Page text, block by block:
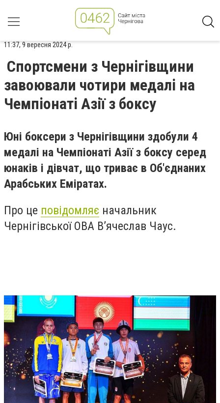
11:37, 9 вересня 2024 р.
Спортсмени з Чернігівщини
завоювали чотири медалі на
Чемпіонаті Азії з боксу
Юні боксери з Чернігівщини здобули 4
медалі на Чемпіонаті Азії з боксу серед
юнаків і дівчат, що триває в Об'єднаних
Арабських Еміратах.
Про це повідомляє начальник
Чернігівської ОВА В’ячеслав Чаус.